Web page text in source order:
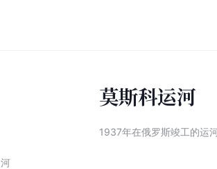
莫斯科运河
1937年在俄罗斯竣工的运